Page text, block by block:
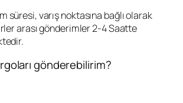
süresi, varış noktasına bağlı olarak
arası gönderimler 2-4 Saatte
gönderebilirim?